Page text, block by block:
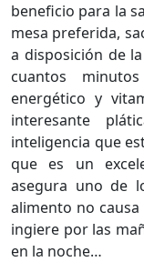
beneficio para la
mesa preferida,
a disposición de
cuantos
energético y
interesante
inteligencia que
que es un
asegura uno de
alimento no
ingiere por las
en la noche…